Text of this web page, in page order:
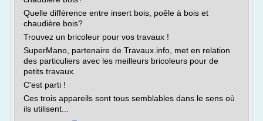
Quelle différence entre insert bois, poêle à bois et
chaudière bois?
Trouvez un bricoleur pour vos travaux !
SuperMano, partenaire de Travaux.info, met en relation
des particuliers avec les meilleurs bricoleurs pour de
petits travaux.
C'est parti !
Ces trois appareils sont tous semblables dans le sens où
ils utilisent...